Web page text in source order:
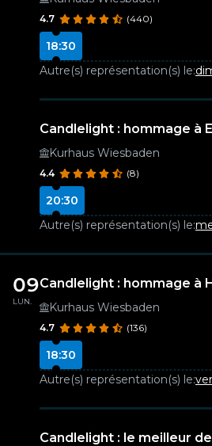
4.7 (440)
18:30
Autre(s) représentation(s) le:
Candlelight : hommage à
Kurhaus Wiesbaden
4.4 (8)
20:30
Autre(s) représentation(s) le:
09
LUN.
Candlelight : hommage à
Kurhaus Wiesbaden
4.7 (136)
18:30
Autre(s) représentation(s) le:
Candlelight : le meilleur